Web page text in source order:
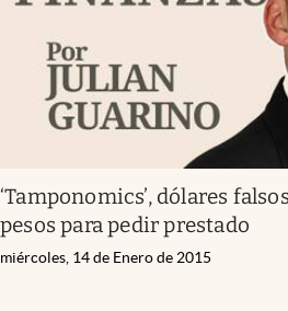
‘Tamponomics’, dólares
pesos para pedir prestado
miércoles, 14 de Enero de 2015